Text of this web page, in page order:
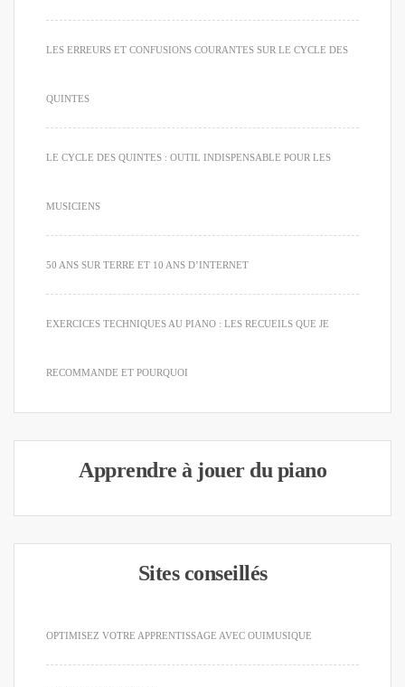
LES ERREURS ET CONFUSIONS COURANTES SUR LE CYCLE DES
QUINTES
LE CYCLE DES QUINTES : OUTIL INDISPENSABLE POUR LES
MUSICIENS
50 ANS SUR TERRE ET 10 ANS D’INTERNET
EXERCICES TECHNIQUES AU PIANO : LES RECUEILS QUE JE
RECOMMANDE ET POURQUOI
Apprendre à jouer du piano
Sites conseillés
OPTIMISEZ VOTRE APPRENTISSAGE AVEC OUIMUSIQUE